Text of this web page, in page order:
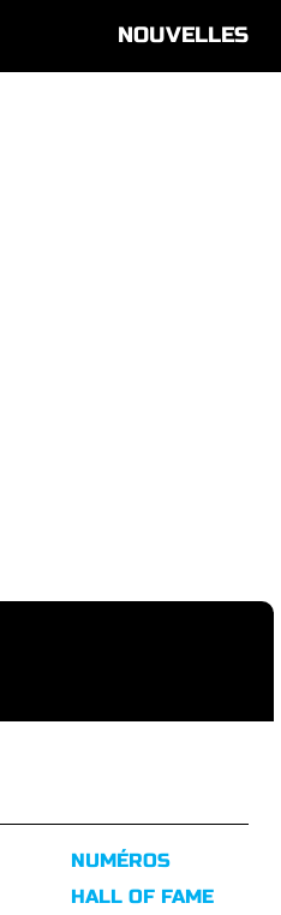
NOUVELLES
NUMÉROS
HALL OF FAME